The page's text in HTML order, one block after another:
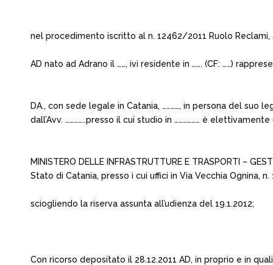
nel procedimento iscritto al n. 12462/2011 Ruolo
AD nato ad Adrano il ……, ivi residente in ……. (CF: ……)
DA., con sede legale in Catania, …………, in persona del
dall’Avv. …………..presso il cui studio in ……………… è
MINISTERO DELLE INFRASTRUTTURE E TRASPORTI –
Stato di Catania, presso i cui uffici in Via Vecchia Ognina,
sciogliendo la riserva assunta all’udienza del 19.1.2012;
Con ricorso depositato il 28.12.2011 AD, in proprio e in